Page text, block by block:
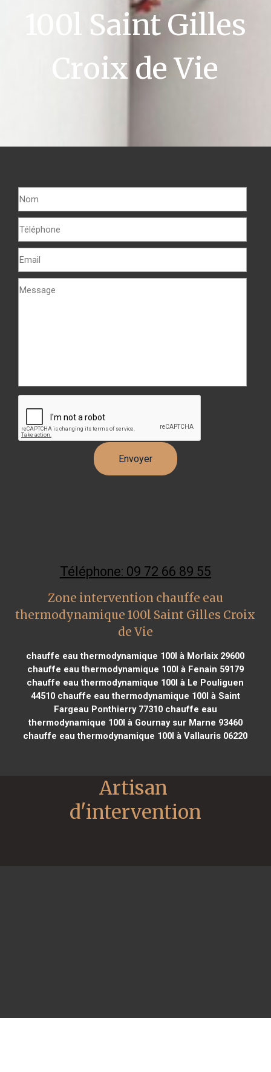
100l Saint Gilles
Croix de Vie
Téléphone: 09 72 66 89 55
Zone intervention chauffe eau
thermodynamique 100l Saint Gilles Croix
de Vie
chauffe eau thermodynamique 100l à Morlaix 29600
chauffe eau thermodynamique 100l à Fenain 59179
chauffe eau thermodynamique 100l à Le Pouliguen
44510chauffe eau thermodynamique 100l à Saint
Fargeau Ponthierry 77310chauffe eau
thermodynamique 100l à Gournay sur Marne 93460
chauffe eau thermodynamique 100l à Vallauris 06220
Artisan
d'intervention